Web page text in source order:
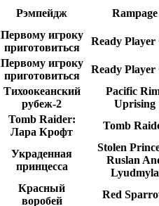
Рэмпейдж
Rampage
Первому игроку
приготовиться
Ready Player
Первому игроку
приготовиться
Ready Player
Тихоокеанский
рубеж-2
Pacific
Uprising
Tomb Raider:
Лара Крофт
Tomb
Украденная
принцесса
Stolen
Ruslan
Lyudmyla
Красный
воробей
Red